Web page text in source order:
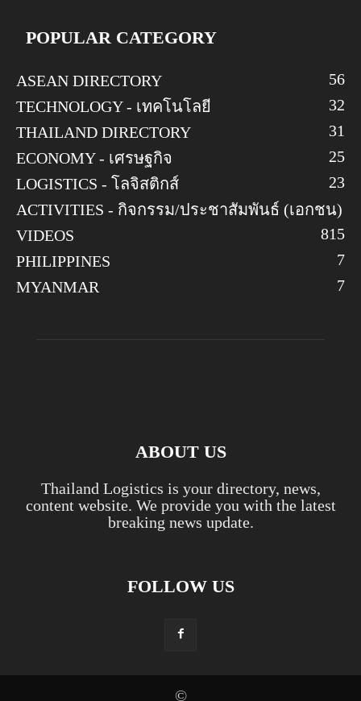
POPULAR CATEGORY
ASEAN DIRECTORY
56
TECHNOLOGY - เทคโนโลยี
32
THAILAND DIRECTORY
31
ECONOMY - เศรษฐกิจ
25
LOGISTICS - โลจิสติกส์
23
ACTIVITIES - กิจกรรม/ประชาสัมพันธ์ (เอกชน)
15
VIDEOS
8
PHILIPPINES
7
MYANMAR
7
ABOUT US
Thailand Logistics is your directory, news,
content website. We provide you with the latest
breaking news update.
FOLLOW US
©